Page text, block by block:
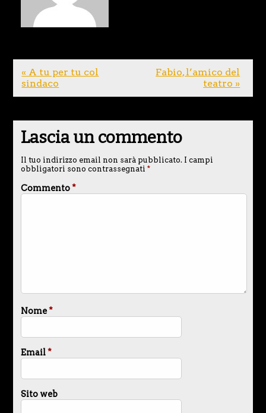
« A tu per tu col
sindaco
Fabio, l’amico del
teatro »
Lascia un commento
Il tuo indirizzo email non sarà pubblicato. I campi
obbligatori sono contrassegnati *
Commento*
Nome*
Email*
Sito web